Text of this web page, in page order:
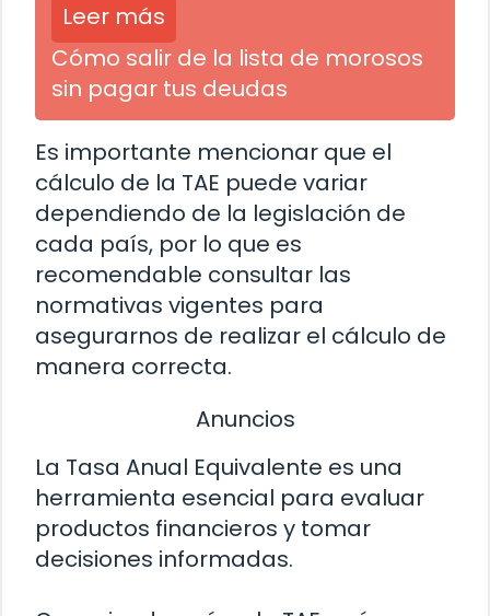
Leer más
Cómo salir de la lista de morosos
sin pagar tus deudas
Es importante mencionar que el
cálculo de la TAE puede variar
dependiendo de la legislación de
cada país, por lo que es
recomendable consultar las
normativas vigentes para
asegurarnos de realizar el cálculo de
manera correcta.
Anuncios
La Tasa Anual Equivalente es una
herramienta esencial para evaluar
productos financieros y tomar
decisiones informadas.